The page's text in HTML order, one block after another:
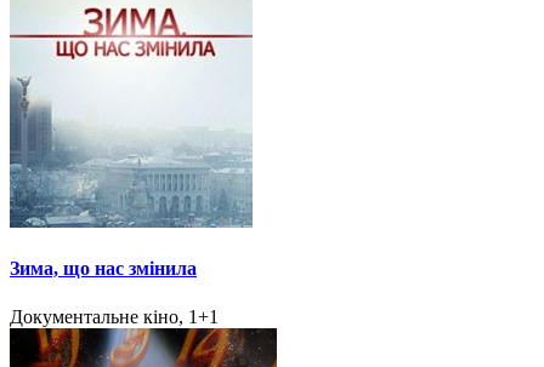
Зима, що нас змінила
Документальне кіно, 1+1